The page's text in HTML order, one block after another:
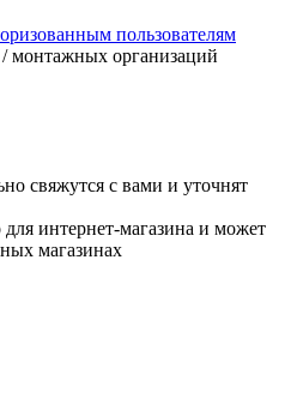
пользователям
/ монтажных организаций
свяжутся с вами и уточнят
интернет-магазина и может
магазинах